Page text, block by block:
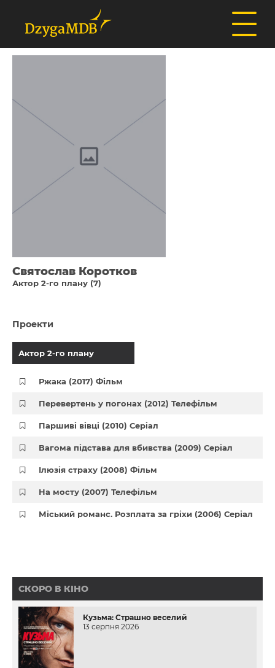
Святослав Коротков
Актор 2-го плану (7)
Проекти
Актор 2-го плану
Ржака (2017) Фільм
Перевертень у погонах (2012) Телефільм
Паршиві вівці (2010) Серіал
Вагома підстава для вбивства (2009) Серіал
Ілюзія страху (2008) Фільм
На мосту (2007) Телефільм
Міський романс. Розплата за гріхи (2006) Серіал
СКОРО В КІНО
Кузьма: Страшно веселий
13 серпня 2026